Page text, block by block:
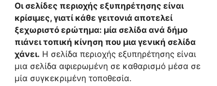
Οι σελίδες περιοχής εξυπηρέτησης είναι
κρίσιμες, γιατί κάθε γειτονιά αποτελεί
ξεχωριστό ερώτημα: μία σελίδα ανά δήμο
πιάνει τοπική κίνηση που μια γενική σελίδα
χάνει. Η σελίδα περιοχής εξυπηρέτησης είναι
μια σελίδα αφιερωμένη σε καθαρισμό μέσα σε
μία συγκεκριμένη τοποθεσία.